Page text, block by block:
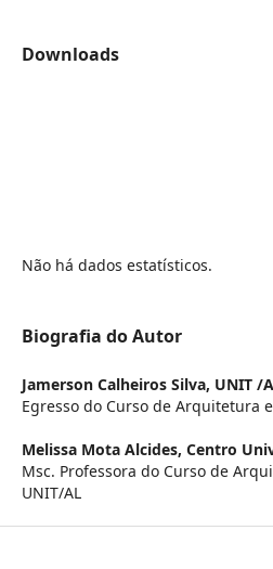
Downloads
Não há dados estatísticos.
Biografia do Autor
Jamerson Calheiros Silva, UNIT /
Egresso do Curso de Arquitetura
Melissa Mota Alcides, Centro
Msc. Professora do Curso de
UNIT/AL